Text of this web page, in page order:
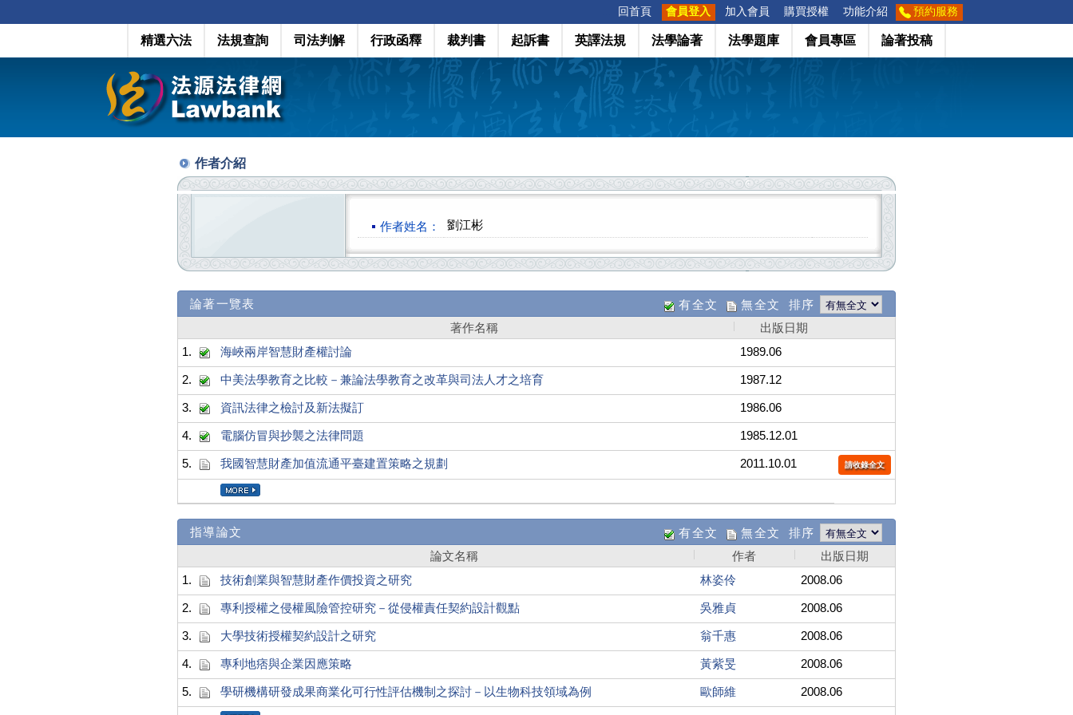
回首頁 會員登入 加入會員 購買授權 功能介紹 預約服務
精選六法 法規查詢 司法判解 行政函釋 裁判書 起訴書 英譯法規 法學論著 法學題庫 會員專區 論著投稿
作者介紹
作者姓名： 劉江彬
論著一覽表 有全文 無全文 排序
著作名稱
出版日期
1.
海峽兩岸智慧財產權討論 1989.06
2. 中美法學教育之比較－兼論法學教育之改革與司法人才之培育 1987.12
3. 資訊法律之檢討及新法擬訂 1986.06
4. 電腦仿冒與抄襲之法律問題 1985.12.01
5. 我國智慧財產加值流通平臺建置策略之規劃 2011.10.01 請收錄全文
指導論文 有全文 無全文 排序
論文名稱 作者
出版日期
1.
技術創業與智慧財產作價投資之研究 林姿伶 2008.06
2. 專利授權之侵權風險管控研究－從侵權責任契約設計觀點 吳雅貞 2008.06
3. 大學技術授權契約設計之研究 翁千惠 2008.06
4. 專利地痞與企業因應策略 黃紫旻 2008.06
5. 學研機構研發成果商業化可行性評估機制之探討－以生物科技領域為例 歐師維 2008.06